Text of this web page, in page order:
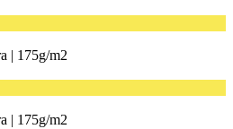
| 175g/m2
| 175g/m2